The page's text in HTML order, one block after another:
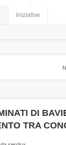
Iniziative
DI
TRA